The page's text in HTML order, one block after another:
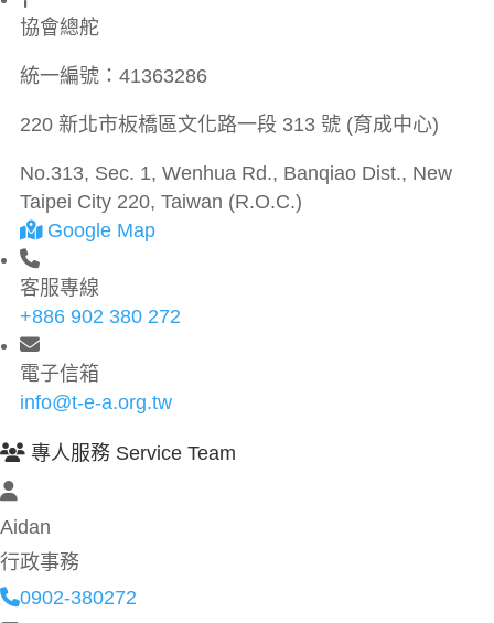
協會總舵
統一編號： 41363286
220 新北市板橋區文化路一段 313 號 (育成中心)
No.313, Sec. 1, Wenhua Rd., Banqiao Dist., New
Taipei City 220, Taiwan (R.O.C.)
Google Map
客服專線
+886 902 380 272
電子信箱
info@t-e-a.org.tw
專人服務 Service Team
Aidan
行政事務
0902-380272